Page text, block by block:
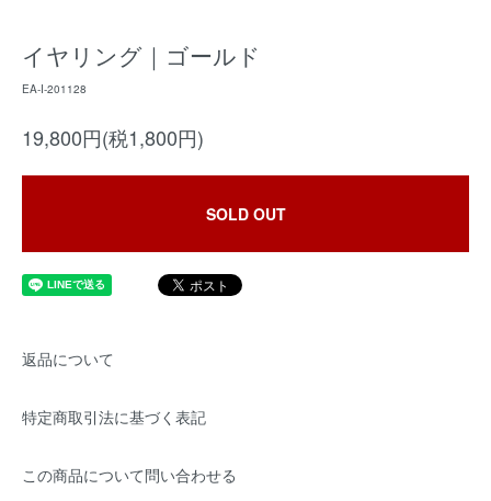
イヤリング｜ゴールド
EA-I-201128
19,800円(税1,800円)
SOLD OUT
返品について
特定商取引法に基づく表記
この商品について問い合わせる